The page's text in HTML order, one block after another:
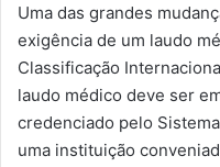
Uma das grandes
exigência de um laudo
Classificação
laudo médico deve ser
credenciado pelo
uma instituição